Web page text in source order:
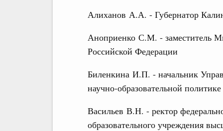
Алиханов А.А. - Губернатор
Аноприенко С.М. - заместитель
Российской Федерации
Биленкина И.П. - начальник
научно-образовательной политике
Васильев В.Н. - ректор
образовательного учреждения